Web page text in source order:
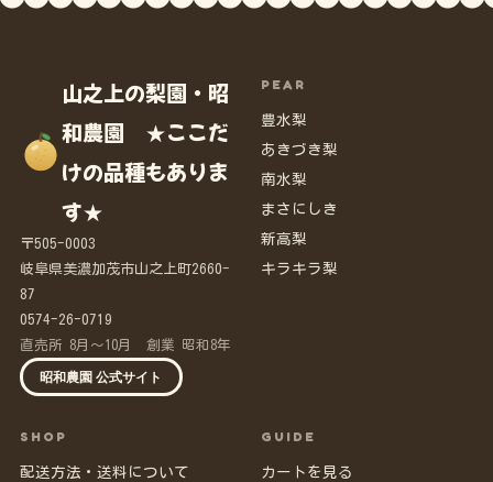
山之上の梨園・昭
和農園 ★ここだ
けの品種もありま
す★
〒505-0003
岐阜県美濃加茂市山之上町2660-
87
0574-26-0719
直売所 8月～10月 創業 昭和8年
昭和農園 公式サイト
PEAR
豊水梨
あきづき梨
南水梨
まさにしき
新高梨
キラキラ梨
SHOP
配送方法・送料について
GUIDE
カートを見る